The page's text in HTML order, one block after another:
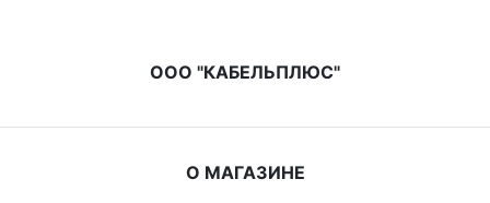
ООО "КАБЕЛЬПЛЮС"
О МАГАЗИНЕ